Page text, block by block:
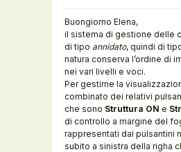
Buongiorno Elena,
il sistema di gestione delle
di tipo annidato, quindi di
natura conserva l’ordine di
nei vari livelli e voci.
Per gestirne la
combinato dei relativi
che sono Struttura ON e
di controllo a margine del
rappresentati dai pulsantini
subito a sinistra della righa